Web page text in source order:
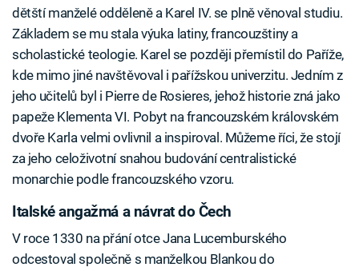
dětští manželé odděleně a Karel IV. se plně věnoval studiu.
Základem se mu stala výuka latiny, francouzštiny a
scholastické teologie. Karel se později přemístil do Paříže,
kde mimo jiné navštěvoval i pařížskou univerzitu. Jedním z
jeho učitelů byl i Pierre de Rosieres, jehož historie zná jako
papeže Klementa VI. Pobyt na francouzském královském
dvoře Karla velmi ovlivnil a inspiroval. Můžeme říci, že stojí
za jeho celoživotní snahou budování centralistické
monarchie podle francouzského vzoru.
Italské angažmá a návrat do Čech
V roce 1330 na přání otce Jana Lucemburského
odcestoval společně s manželkou Blankou do